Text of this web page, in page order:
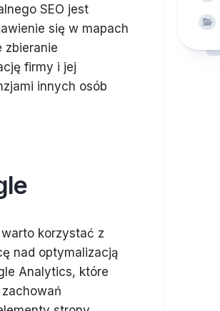
SEO jest
się w mapach
zbieranie
firmy i jej
innych osób
korzystać z
nad optymalizacją
Analytics, które